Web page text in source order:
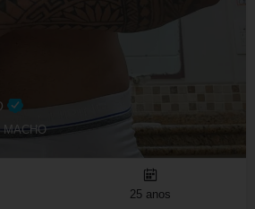
MACHO
25 anos